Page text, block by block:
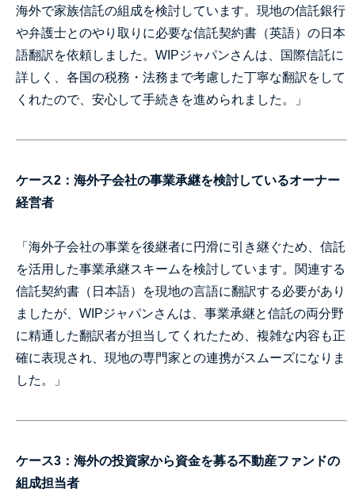
海外で家族信託の組成を検討しています。現地の信託銀行
や弁護士とのやり取りに必要な信託契約書（英語）の日本
語翻訳を依頼しました。WIPジャパンさんは、国際信託に
詳しく、各国の税務・法務まで考慮した丁寧な翻訳をして
くれたので、安心して手続きを進められました。」
ケース2：海外子会社の事業承継を検討しているオーナー
経営者
「海外子会社の事業を後継者に円滑に引き継ぐため、信託
を活用した事業承継スキームを検討しています。関連する
信託契約書（日本語）を現地の言語に翻訳する必要があり
ましたが、WIPジャパンさんは、事業承継と信託の両分野
に精通した翻訳者が担当してくれたため、複雑な内容も正
確に表現され、現地の専門家との連携がスムーズになりま
した。」
ケース3：海外の投資家から資金を募る不動産ファンドの
組成担当者